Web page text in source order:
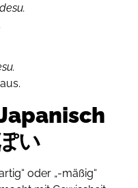
い
oder „-mäßig“